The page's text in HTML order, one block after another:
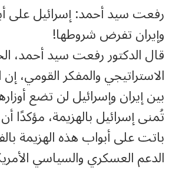
رفعت سيد أحمد: إسرائيل على
وإيران تفرض شروطها!
قال الدكتور رفعت سيد أحمد،
الاستراتيجي والمفكر القومي، إن
بين إيران وإسرائيل لن تضع
تُمنى إسرائيل بالهزيمة، مؤكدًا
باتت على أبواب هذه الهزيمة
الدعم العسكري والسياسي